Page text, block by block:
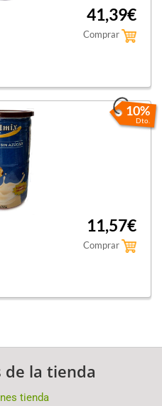
41,39€
Comprar
10%
Dto.
11,57€
Comprar
de la tienda
tienda